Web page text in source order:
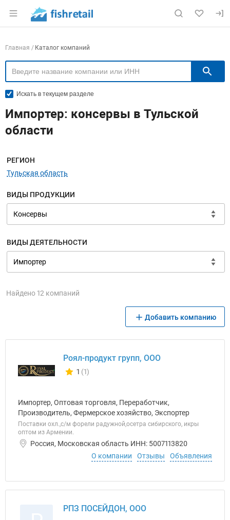
Раздел навигации по сайту fishretail.ru
Навигация по компаниям
Главная Каталог компаний
Искать в текущем разделе
Импортер: консервы в Тульской
области
Меню навигации
РЕГИОН
Тульская область
ВИДЫ ПРОДУКЦИИ
ВИДЫ ДЕЯТЕЛЬНОСТИ
Найдено 12 компаний
Добавить компанию
Роял-продукт групп, ООО
Количество отзывов у компании всего и сегодня
1 (1)
Импортер, Оптовая торговля, Переработчик,
Производитель, Фермерское хозяйство, Экспортер
Поставки охл.,с/м форели радужной,осетра сибирского, икры
оптом из Армении.
Россия, Московская область ИНН: 5007113820
О компании
Отзывы Объявления
РПЗ ПОСЕЙДОН, ООО